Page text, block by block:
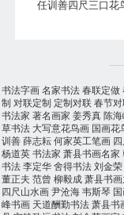
书法字画名家书法春联定做
制 对联定制 定制对联春节
书法家 著名画家 姜秀真陈
草书法 大写意花鸟画 国画花
训善薛志耘何家英工笔画
杨道英书法家 萧县书画名家
书法李定华舍得书法刘金荣
董正夫 范曾 柳毅成萧县书
四尺山水画尹沧海韦斯琴
峰书画 天道酬勤书法萧县书